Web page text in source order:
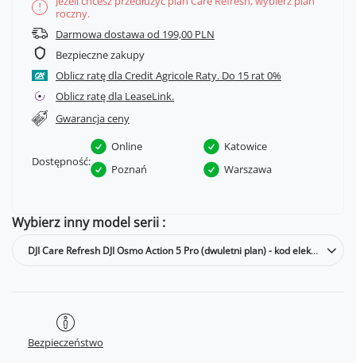
Wybierz inny model serii
DJI Care Refresh DJI Osmo Action 5 Pro (dwuletni plan) - kod elektroniczny
!
roczny.
Darmowa dostawa od 199,00 PLN
Bezpieczne zakupy
Oblicz ratę dla Credit Agricole Raty.
Oblicz ratę dla LeaseLink.
Gwarancja ceny
Dostępność:
Online
Katowice
Poznań
Warszawa
Bezpieczeństwo